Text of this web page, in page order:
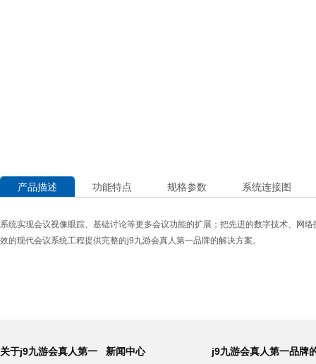
产品描述 功能特点 规格参数 系统连接图
系统实现会议视像眼踪、基础讨论等更多会议功能的扩展；把先进的数字技术、网
效的现代会议系统工程提供完整的j9九游会真人第一品牌的解决方案。
关于j9九游会真人第一
新闻中心
j9九游会真人第一品牌